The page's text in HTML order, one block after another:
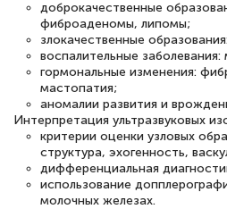
Елена Петрикс
Знаток города 5 уровня
11 марта 2026
Всем добрый день! Я
повышени
специальности
доброкачественные
фиброаденомы, липомы;
злокачественные
воспалительные
гормональные изменения:
мастопатия;
аномалии развития и
Интерпретация ультразвуковых
критерии оценки узловых
структура, эхогенность,
дифференциальная
использование
молочных железах.